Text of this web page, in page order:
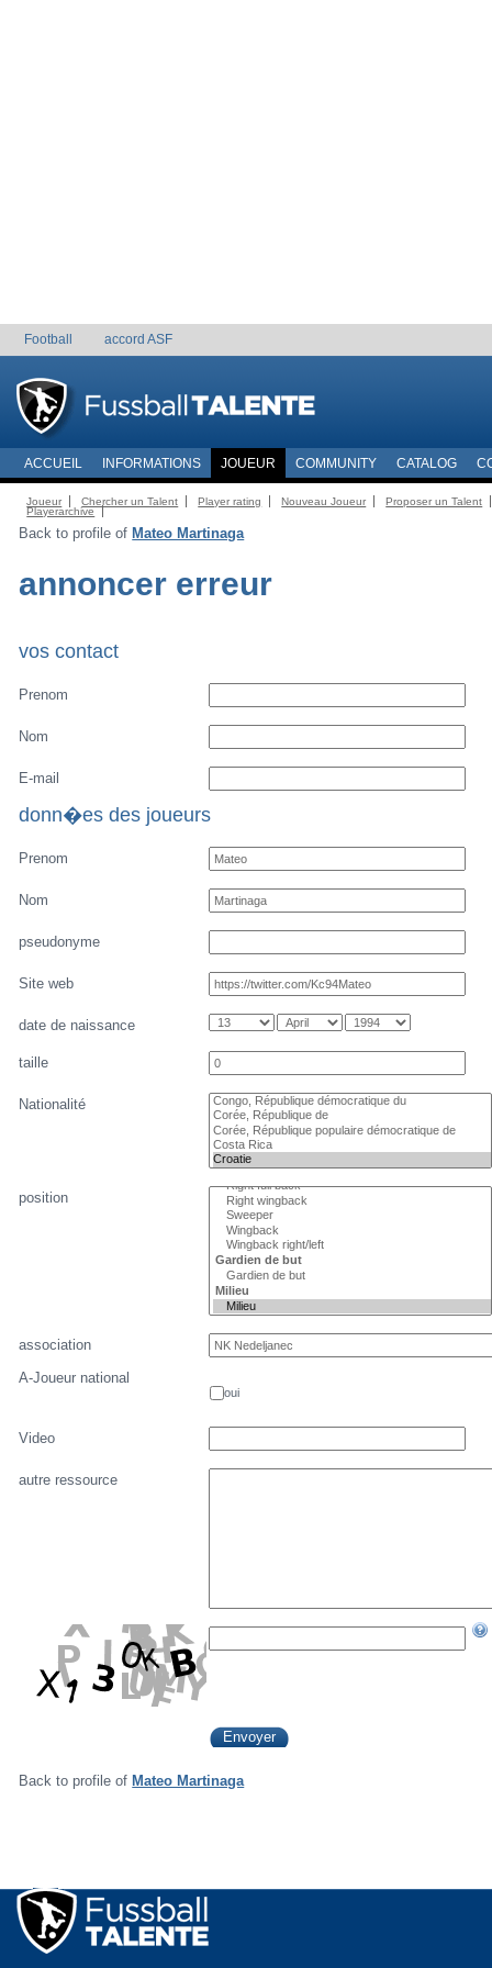
Football accord ASF
ACCUEIL INFORMATIONS JOUEUR COMMUNITY CATALOG
Joueur Chercher un Talent Player rating Nouveau Joueur
Proposer un Talent
Playerarchive
Back to profile of Mateo Martinaga
annoncer erreur
vos contact
Prenom
Nom
E-mail
donn�es des joueurs
Prenom
Nom
pseudonyme
Site web
date de naissance
taille
Nationalité
position
association
A-Joueur national
oui
Video
autre ressource
Back to profile of Mateo Martinaga